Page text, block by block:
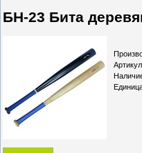
БН-23 Бита
Артикул